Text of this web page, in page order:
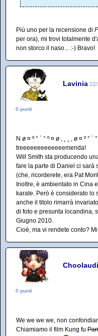
Più uno per la recensione di
per ora), mi trovi totalmente
non storco il naso... :-) Bravo!
Lavinia 22/
0 punti
N ø ¤ º ° ` ° º ¤ ø , ¸ ¸ , ø ¤ º
treeeeeeeeeeeeemenda!
Will Smith sta producendo
fare la parte di Daniel ci sarà
(che, ricorderete, era Pat
Inoltre, è ambientato in Cina
karate. Però è considerato lo
anche il titolo rimarrà
di foto e presunta locandina,
Giugno 2010.
Cioè, ma vi rendete conto?
0 punti
We we we we, non
Chiamiamo il film Kung fu